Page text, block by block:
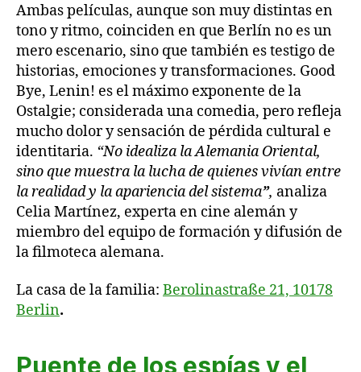
Ambas películas, aunque son muy distintas en
tono y ritmo, coinciden en que Berlín no es un
mero escenario, sino que también es testigo de
historias, emociones y transformaciones. Good
Bye, Lenin! es el máximo exponente de la
Ostalgie; considerada una comedia, pero refleja
mucho dolor y sensación de pérdida cultural e
identitaria. “No idealiza la Alemania Oriental,
sino que muestra la lucha de quienes vivían entre
la realidad y la apariencia del sistema”, analiza
Celia Martínez, experta en cine alemán y
miembro del equipo de formación y difusión de
la filmoteca alemana.
La casa de la familia: Berolinastraße 21, 10178
Berlin.
Puente de los espías y el